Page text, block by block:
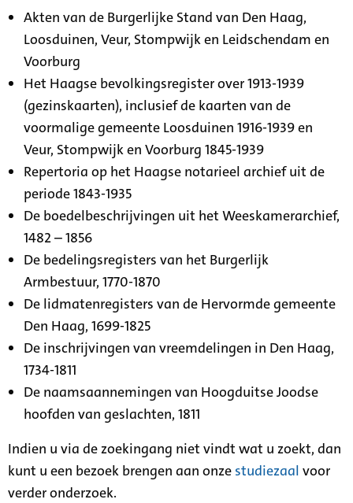
Akten van de Burgerlijke Stand van Den Haag,
Loosduinen, Veur, Stompwijk en Leidschendam en
Voorburg
Het Haagse bevolkingsregister over 1913-1939
(gezinskaarten), inclusief de kaarten van de
voormalige gemeente Loosduinen 1916-1939 en
Veur, Stompwijk en Voorburg 1845-1939
Repertoria op het Haagse notarieel archief uit de
periode 1843-1935
De boedelbeschrijvingen uit het Weeskamerarchief,
1482 – 1856
De bedelingsregisters van het Burgerlijk
Armbestuur, 1770-1870
De lidmatenregisters van de Hervormde gemeente
Den Haag, 1699-1825
De inschrijvingen van vreemdelingen in Den Haag,
1734-1811
De naamsaannemingen van Hoogduitse Joodse
hoofden van geslachten, 1811
Indien u via de zoekingang niet vindt wat u zoekt, dan
kunt u een bezoek brengen aan onze studiezaal voor
verder onderzoek.